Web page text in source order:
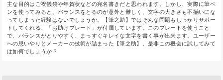
主な目的はご祝儀袋や年賀状などの宛名書きだと思われます。しかし、実際に筆ペ
ンを使ってみると、バランスをとるのが意外と難しく、文字の大きさも不揃いにな
ってしまった経験はないでしょうか。【筆之助】ではそんな問題もしっかりサポー
トしてくれる、「お助けプレート」が付属しています。このプレートを使うこと
で、バランスがとりやすく、まっすぐキレイな文字を書く事が出来ます。ユーザー
への思いやりとメーカーの技術が詰まった【筆之助】、是非この機会に試してみて
は如何でしょうか？